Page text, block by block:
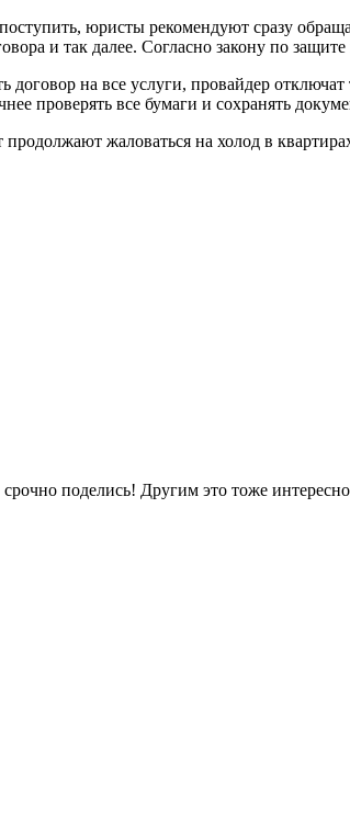
юристы рекомендуют сразу
и так далее. Согласно закону по
договор на все услуги, провайдер
проверять все бумаги и сохранять
жаловаться на холод в
поделись! Другим это тоже интересно